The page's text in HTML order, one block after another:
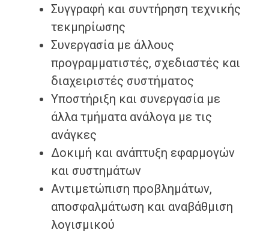
Συγγραφή και συντήρηση τεχνικής
τεκμηρίωσης
Συνεργασία με άλλους
προγραμματιστές, σχεδιαστές και
διαχειριστές συστήματος
Υποστήριξη και συνεργασία με
άλλα τμήματα ανάλογα με τις
ανάγκες
Δοκιμή και ανάπτυξη εφαρμογών
και συστημάτων
Αντιμετώπιση προβλημάτων,
αποσφαλμάτωση και αναβάθμιση
λογισμικού